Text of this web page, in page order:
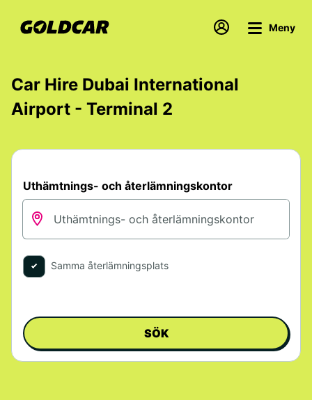
Meny
Car Hire Dubai International
Airport - Terminal 2
Uthämtnings- och återlämningskontor
Samma återlämningsplats
SÖK